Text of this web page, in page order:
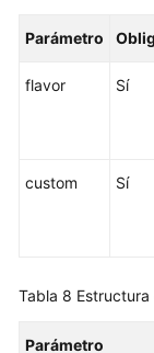
Skill
Documents
Parámetro
flavor Sí
custom Sí
Tabla 8
Parámetro